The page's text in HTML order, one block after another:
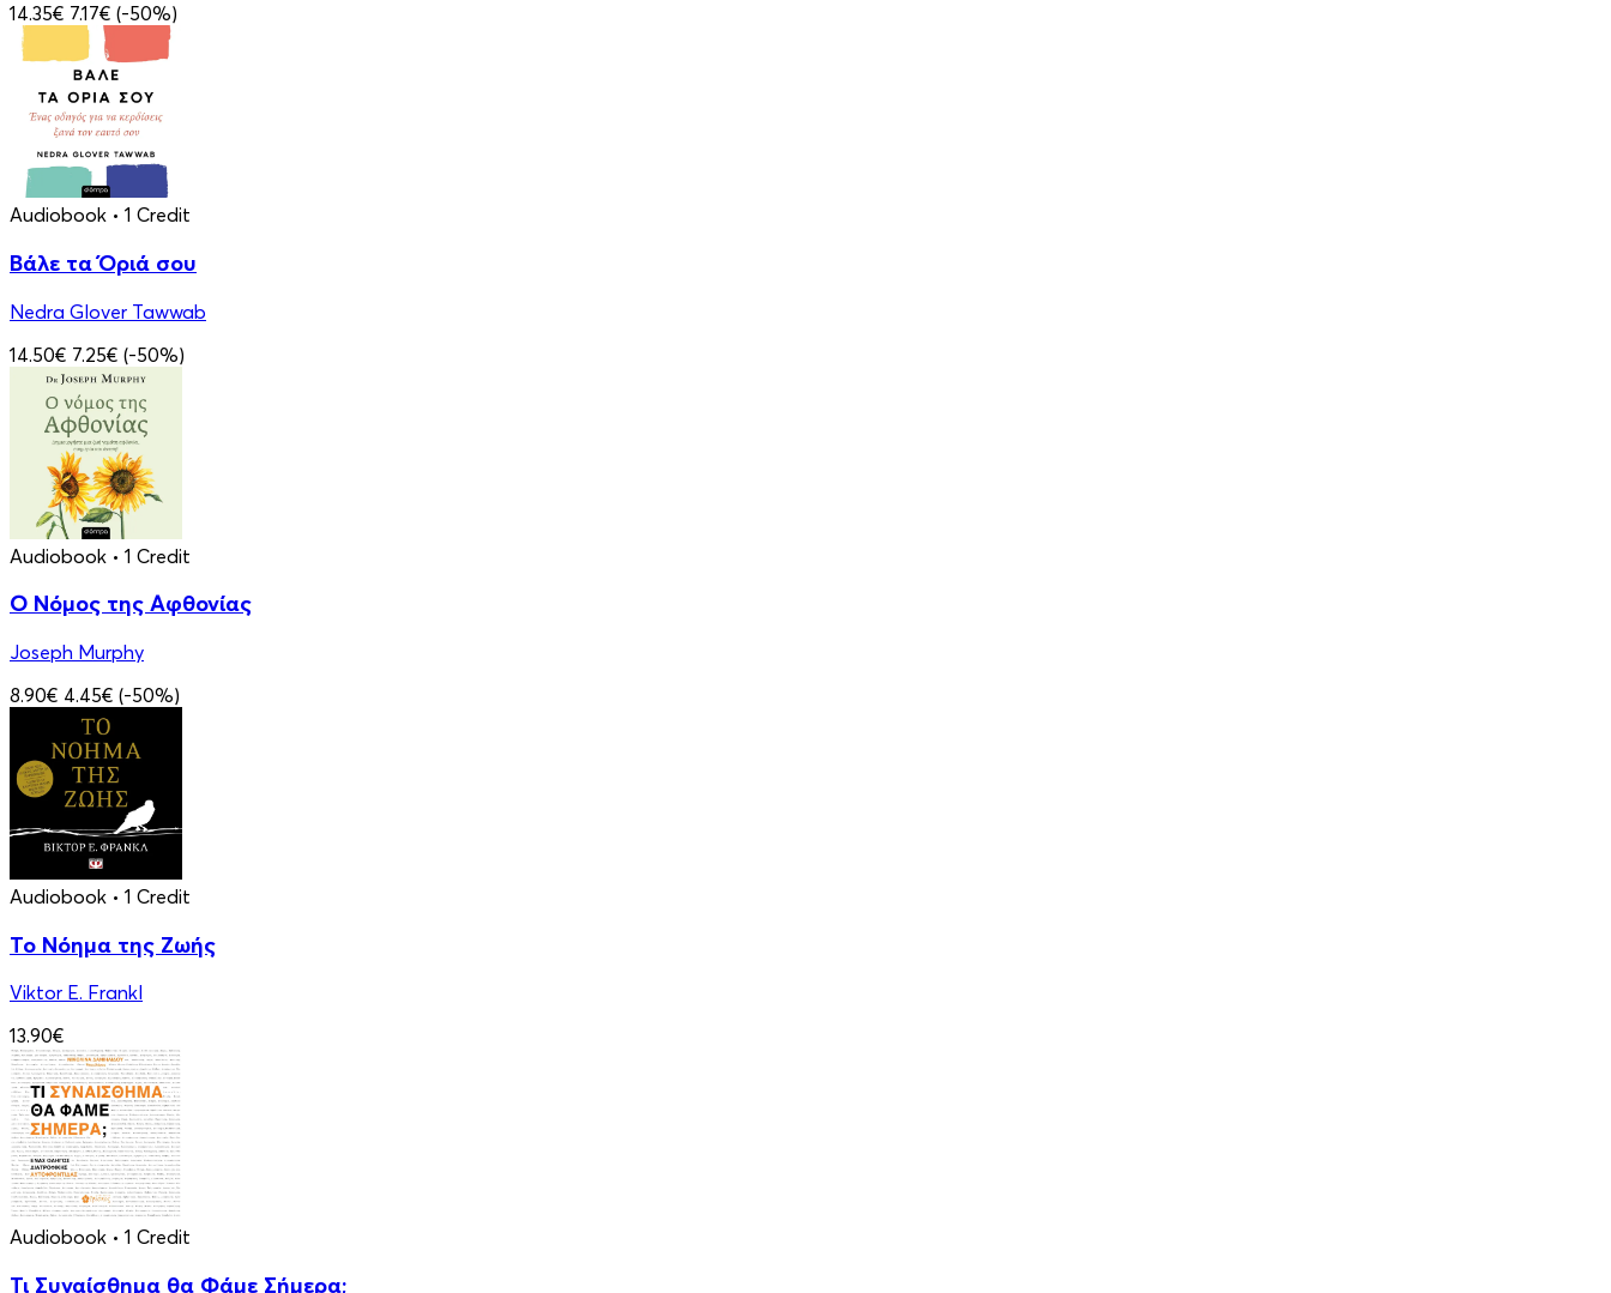
14.35€ 7.17€ (-50%)
Audiobook • 1 Credit
Βάλε τα Όριά σου
Nedra Glover Tawwab
14.50€ 7.25€ (-50%)
Audiobook • 1 Credit
Ο Νόμος της Αφθονίας
Joseph Murphy
8.90€ 4.45€ (-50%)
Audiobook • 1 Credit
Το Νόημα της Ζωής
Viktor E. Frankl
13.90€
Audiobook • 1 Credit
Τι Συναίσθημα θα Φάμε Σήμερα;